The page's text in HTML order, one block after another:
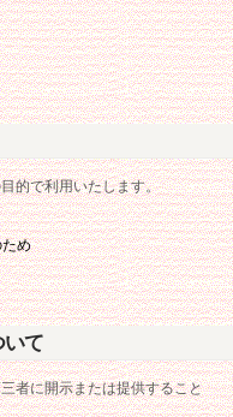
的で利用いたします。
め
いて
者に開示または提供すること